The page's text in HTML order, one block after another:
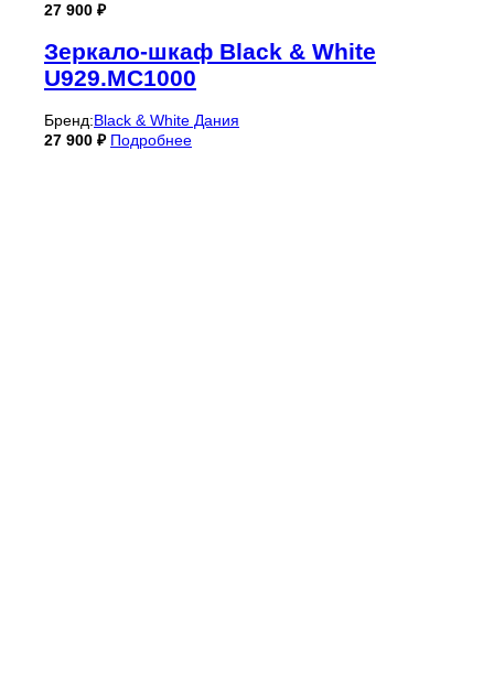
27 900 ₽
Зеркало-шкаф Black & White
U929.MC1000
Бренд:Black & White Дания
27 900 ₽ Подробнее